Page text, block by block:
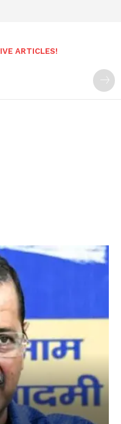
ARTICLES!